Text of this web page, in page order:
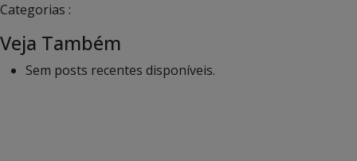
Categorias :
Veja Também
Sem posts recentes disponíveis.